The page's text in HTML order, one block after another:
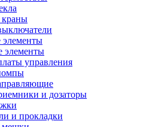
элементы
управления
и дозаторы
и прокладки